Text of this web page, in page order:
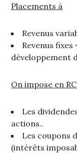
Placements à
Revenus
Revenus
développement
On impose en
Les
actions..
Les coupons
(intérêts